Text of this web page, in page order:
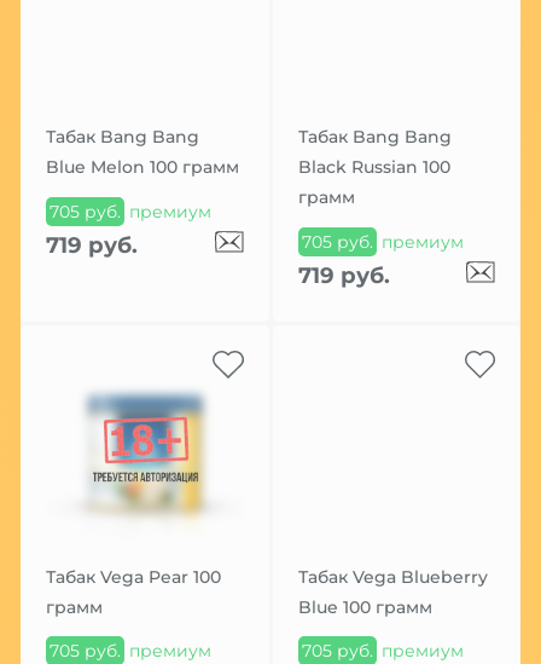
Табак Bang Bang
Blue Melon 100 грамм
705 руб. премиум
719 руб.
Табак Bang Bang
Black Russian 100
грамм
705 руб. премиум
719 руб.
Табак Vega Pear 100
грамм
705 руб. премиум
Табак Vega Blueberry
Blue 100 грамм
705 руб. премиум